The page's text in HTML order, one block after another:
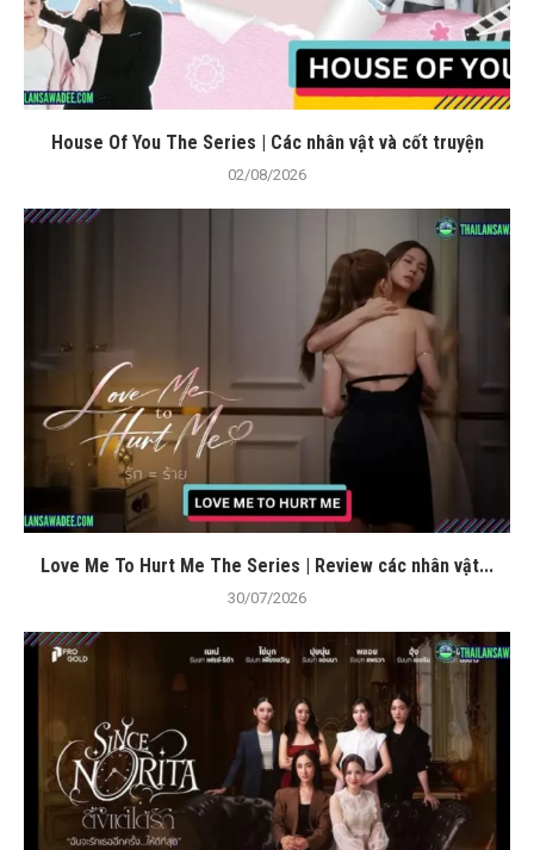
House Of You The Series | Các nhân vật và cốt truyện
02/08/2026
Love Me To Hurt Me The Series | Review các nhân vật...
30/07/2026